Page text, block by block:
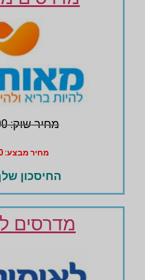
מחיר שוק: 2400 ₪
מחיר מבצע: 750 ₪
החיסכון שלך:
מדרסים